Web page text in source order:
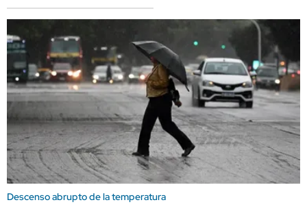
Descenso abrupto de la temperatura